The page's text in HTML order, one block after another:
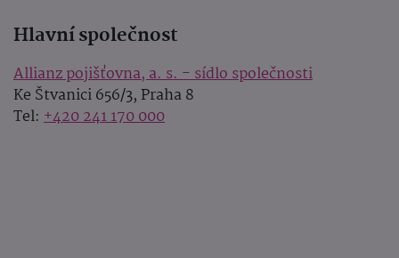
Hlavní společnost
Allianz pojišťovna, a. s. - sídlo společnosti
Ke Štvanici 656/3, Praha 8
Tel: +420 241 170 000